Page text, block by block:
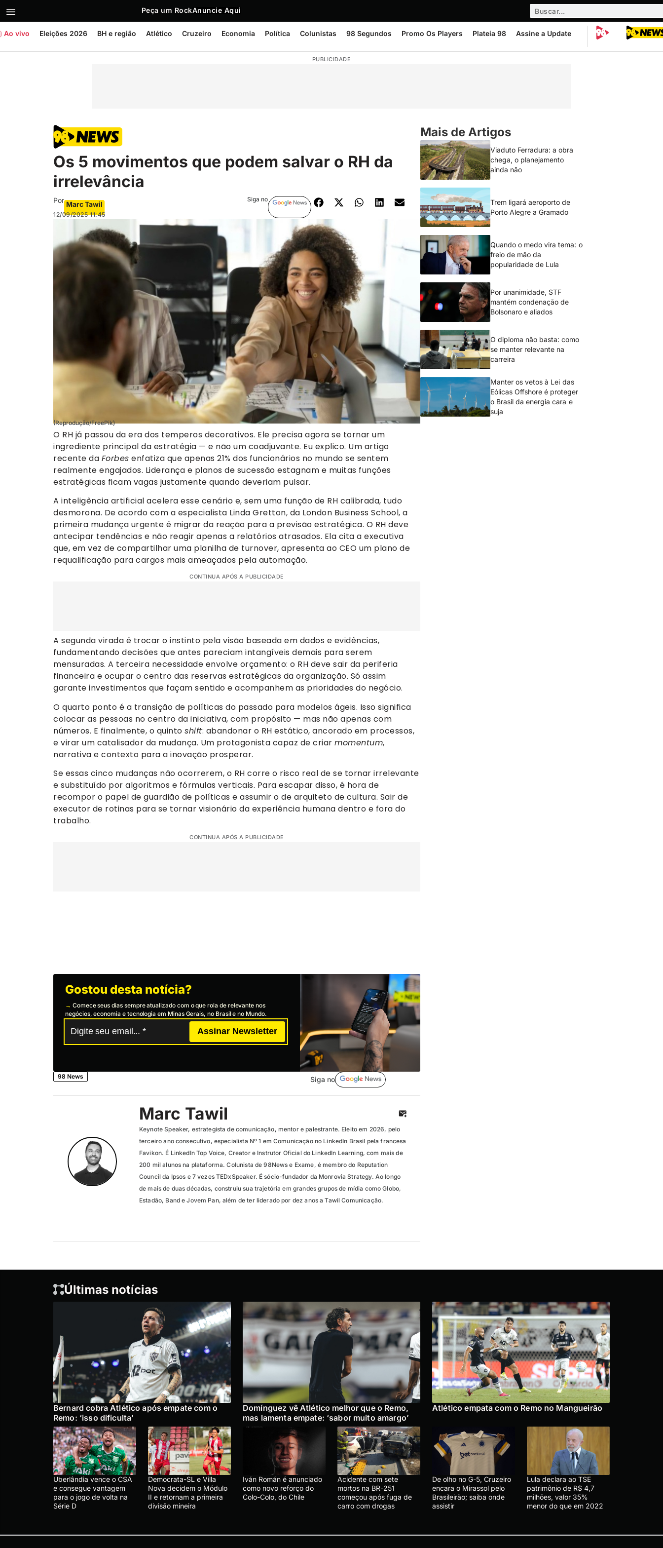
Peça um RockAnuncie Aqui
Ao vivo Eleições 2026 BH e região Atlético Cruzeiro Economia Política Colunistas 98 Segundos Promo Os Players Plateia 98 Assine a Update
PUBLICIDADE
Os 5 movimentos que podem salvar o RH da
irrelevância
Por Marc Tawil
12/09/2025 11:45
Siga no
(Reprodução/FreePik)
O RH já passou da era dos temperos decorativos. Ele precisa agora se tornar um
ingrediente principal da estratégia — e não um coadjuvante. Eu explico. Um artigo
recente da Forbes enfatiza que apenas 21% dos funcionários no mundo se sentem
realmente engajados. Liderança e planos de sucessão estagnam e muitas funções
estratégicas ficam vagas justamente quando deveriam pulsar.
A inteligência artificial acelera esse cenário e, sem uma função de RH calibrada, tudo
desmorona. De acordo com a especialista Linda Gretton, da London Business School, a
primeira mudança urgente é migrar da reação para a previsão estratégica. O RH deve
antecipar tendências e não reagir apenas a relatórios atrasados. Ela cita a executiva
que, em vez de compartilhar uma planilha de turnover, apresenta ao CEO um plano de
requalificação para cargos mais ameaçados pela automação.
CONTINUA APÓS A PUBLICIDADE
A segunda virada é trocar o instinto pela visão baseada em dados e evidências,
fundamentando decisões que antes pareciam intangíveis demais para serem
mensuradas. A terceira necessidade envolve orçamento: o RH deve sair da periferia
financeira e ocupar o centro das reservas estratégicas da organização. Só assim
garante investimentos que façam sentido e acompanhem as prioridades do negócio.
O quarto ponto é a transição de políticas do passado para modelos ágeis. Isso significa
colocar as pessoas no centro da iniciativa, com propósito — mas não apenas com
números. E finalmente, o quinto shift: abandonar o RH estático, ancorado em processos,
e virar um catalisador da mudança. Um protagonista capaz de criar momentum,
narrativa e contexto para a inovação prosperar.
Se essas cinco mudanças não ocorrerem, o RH corre o risco real de se tornar irrelevante
e substituído por algoritmos e fórmulas verticais. Para escapar disso, é hora de
recompor o papel de guardião de políticas e assumir o de arquiteto de cultura. Sair de
executor de rotinas para se tornar visionário da experiência humana dentro e fora do
trabalho.
CONTINUA APÓS A PUBLICIDADE
Gostou desta notícia?
→ Comece seus dias sempre atualizado com o que rola de relevante nos
negócios, economia e tecnologia em Minas Gerais, no Brasil e no Mundo.
Assinar Newsletter
98 News Siga no
Marc Tawil
Keynote Speaker, estrategista de comunicação, mentor e palestrante. Eleito em 2026, pelo
terceiro ano consecutivo, especialista Nº 1 em Comunicação no LinkedIn Brasil pela francesa
Favikon. É LinkedIn Top Voice, Creator e Instrutor Oficial do LinkedIn Learning, com mais de
200 mil alunos na plataforma. Colunista de 98News e Exame, é membro do Reputation
Council da Ipsos e 7 vezes TEDxSpeaker. É sócio-fundador da Monrovia Strategy. Ao longo
de mais de duas décadas, construiu sua trajetória em grandes grupos de mídia como Globo,
Estadão, Band e Jovem Pan, além de ter liderado por dez anos a Tawil Comunicação.
Mais de Artigos
Viaduto Ferradura: a obra
chega, o planejamento
ainda não
Trem ligará aeroporto de
Porto Alegre a Gramado
Quando o medo vira tema: o
freio de mão da
popularidade de Lula
Por unanimidade, STF
mantém condenação de
Bolsonaro e aliados
O diploma não basta: como
se manter relevante na
carreira
Manter os vetos à Lei das
Eólicas Offshore é proteger
o Brasil da energia cara e
suja
Últimas notícias
Bernard cobra Atlético após empate com o
Remo: ‘isso dificulta’
Domínguez vê Atlético melhor que o Remo,
mas lamenta empate: ‘sabor muito amargo’
Atlético empata com o Remo no Mangueirão
Uberlândia vence o CSA
e consegue vantagem
para o jogo de volta na
Série D
Democrata-SL e Villa
Nova decidem o Módulo
II e retornam a primeira
divisão mineira
Iván Román é anunciado
como novo reforço do
Colo-Colo, do Chile
Acidente com sete
mortos na BR-251
começou após fuga de
carro com drogas
De olho no G-5, Cruzeiro
encara o Mirassol pelo
Brasileirão; saiba onde
assistir
Lula declara ao TSE
patrimônio de R$ 4,7
milhões, valor 35%
menor do que em 2022